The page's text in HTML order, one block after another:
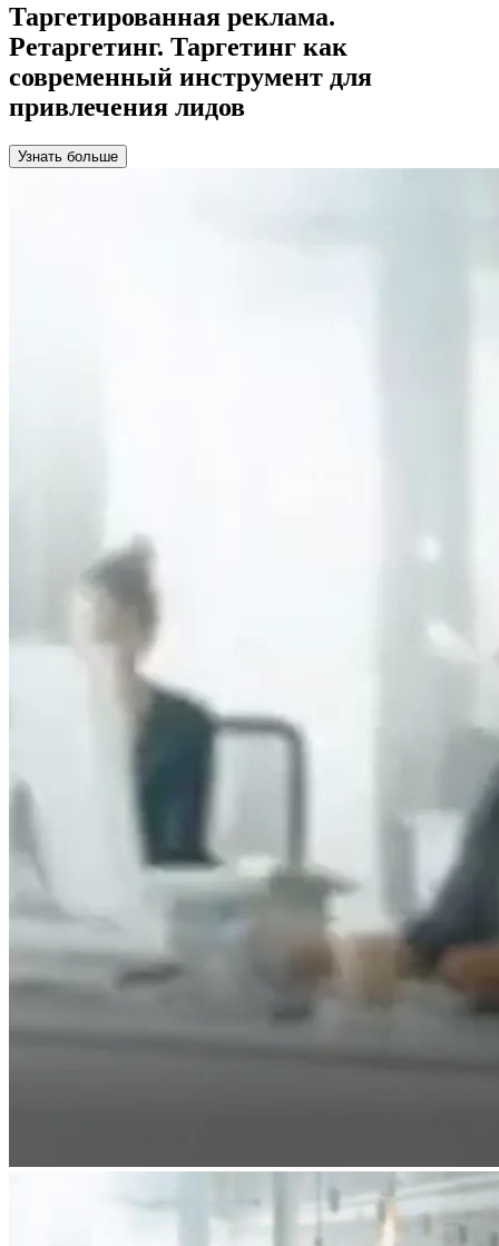
Таргетированная реклама.
Ретаргетинг. Таргетинг как
современный инструмент для
привлечения лидов
Узнать больше